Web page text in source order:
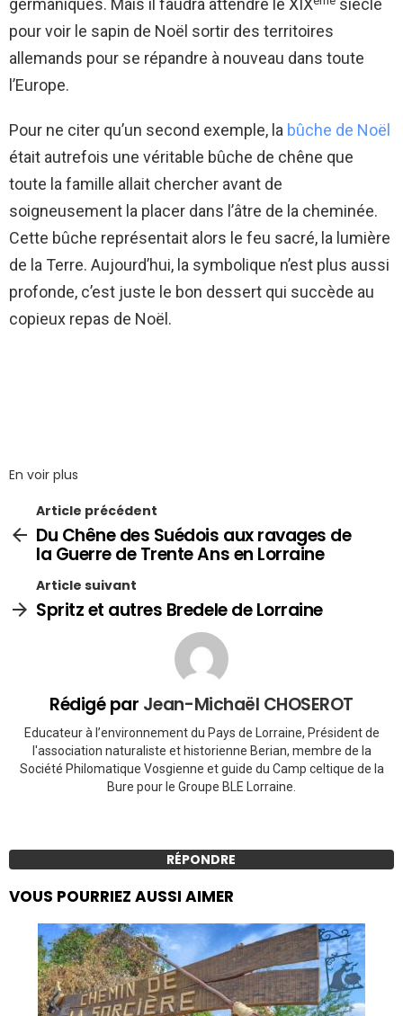
germaniques. Mais il faudra attendre le XIX
siècle
pour voir le sapin de Noël sortir des territoires
allemands pour se répandre à nouveau dans toute
l’Europe.
Pour ne citer qu’un second exemple, la bûche de Noël
était autrefois une véritable bûche de chêne que
toute la famille allait chercher avant de
soigneusement la placer dans l’âtre de la cheminée.
Cette bûche représentait alors le feu sacré, la lumière
de la Terre. Aujourd’hui, la symbolique n’est plus aussi
profonde, c’est juste le bon dessert qui succède au
copieux repas de Noël.
En voir plus
Article précédent
Du Chêne des Suédois aux ravages de
la Guerre de Trente Ans en Lorraine
Article suivant
Spritz et autres Bredele de Lorraine
Rédigé par Jean-Michaël CHOSEROT
Educateur à l’environnement du Pays de Lorraine, Président de
l'association naturaliste et historienne Berian, membre de la
Société Philomatique Vosgienne et guide du Camp celtique de la
Bure pour le Groupe BLE Lorraine.
RÉPONDRE
VOUS POURRIEZ AUSSI AIMER